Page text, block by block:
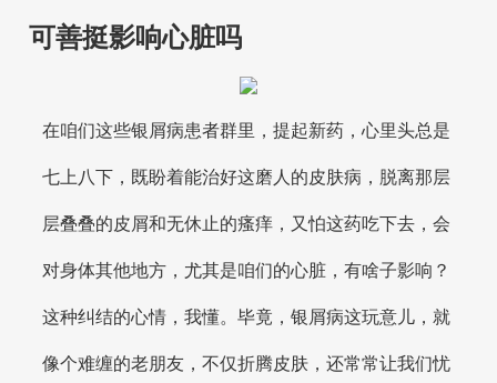
可善挺影响心脏吗
在咱们这些银屑病患者群里，提起新药，心里头总是
七上八下，既盼着能治好这磨人的皮肤病，脱离那层
层叠叠的皮屑和无休止的瘙痒，又怕这药吃下去，会
对身体其他地方，尤其是咱们的心脏，有啥子影响？
这种纠结的心情，我懂。毕竟，银屑病这玩意儿，就
像个难缠的老朋友，不仅折腾皮肤，还常常让我们忧